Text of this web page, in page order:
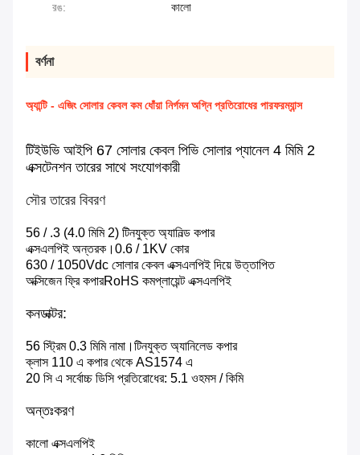
রঙ: কালো
বর্ণনা
অ্যান্টি - এজিং সোলার কেবল কম ধোঁয়া নির্গমন অগ্নি প্রতিরোধের পারফরম্যান্স
টিইউভি আইপি 67 সোলার কেবল পিভি সোলার প্যানেল 4 মিমি 2
এক্সটেনশন তারের সাথে সংযোগকারী
সৌর তারের বিবরণ
56 / .3 (4.0 মিমি 2) টিনযুক্ত অ্যানিল্ড কপার
এক্সএলপিই অন্তরক।0.6 / 1KV কোর
630 / 1050Vdc সোলার কেবল এক্সএলপিই দিয়ে উত্তাপিত
অক্সিজেন ফ্রি কপারRoHS কমপ্লায়েন্ট এক্সএলপিই
কনডাক্টর:
56 স্ট্রিম 0.3 মিমি নামা।টিনযুক্ত অ্যানিলেড কপার
ক্লাস 110 এ কপার থেকে AS1574 এ
20 সি এ সর্বোচ্চ ডিসি প্রতিরোধের: 5.1 ওহমস / কিমি
অন্তঃকরণ
কালো এক্সএলপিই